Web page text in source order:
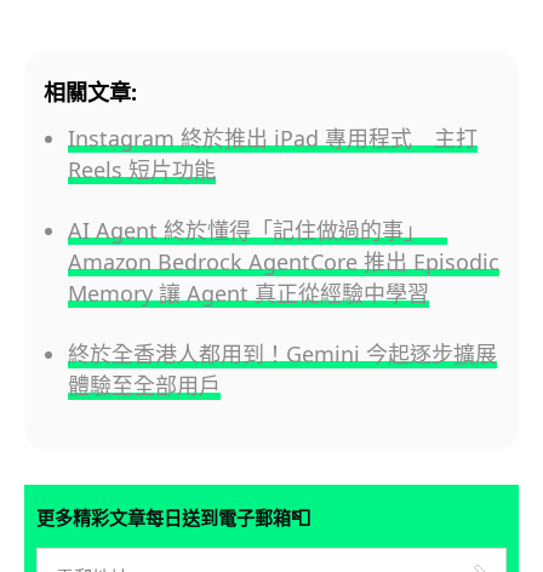
相關文章:
Instagram 終於推出 iPad 專用程式 主打
Reels 短片功能
AI Agent 終於懂得「記住做過的事」
Amazon Bedrock AgentCore 推出 Episodic
Memory 讓 Agent 真正從經驗中學習
終於全香港人都用到！Gemini 今起逐步擴展
體驗至全部用戶
更多精彩文章每日送到電子郵箱📮